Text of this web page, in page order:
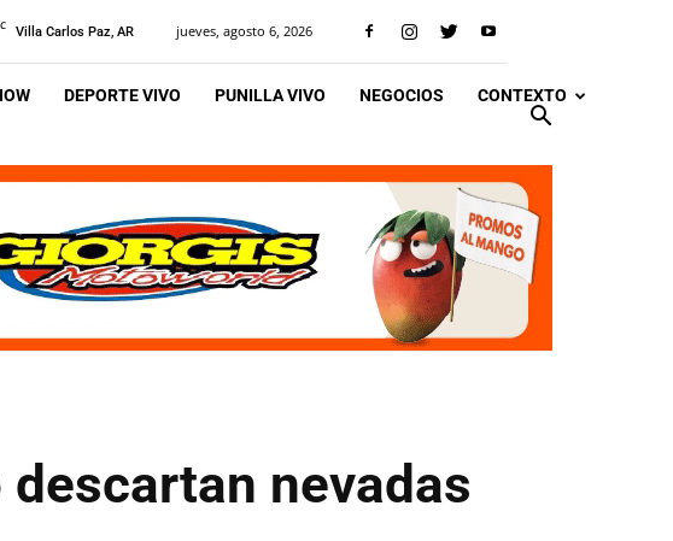
C Villa Carlos Paz, AR jueves, agosto 6, 2026
DEPORTE VIVO PUNILLA VIVO NEGOCIOS CONTEXTO
nevadas